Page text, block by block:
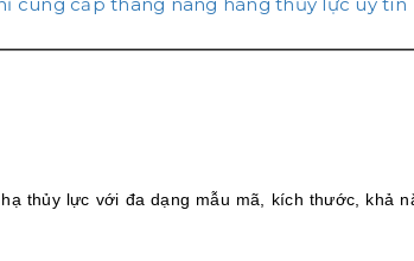
thủy lực với đa dạng mẫu mã, kích thước, khả